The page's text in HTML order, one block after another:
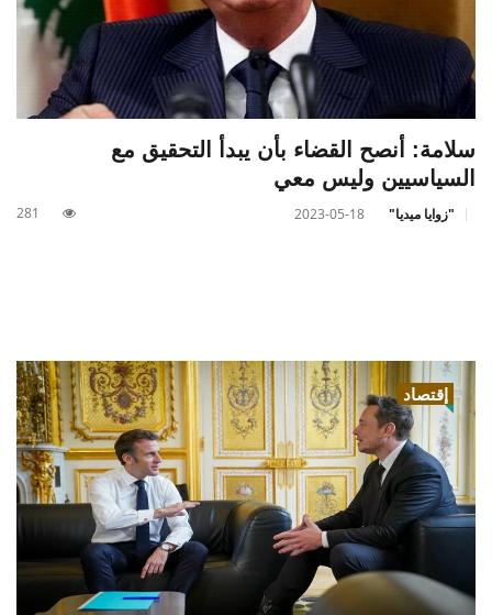
سلامة: أنصح القضاء بأن يبدأ التحقيق مع
السياسيين وليس معي
"زوايا ميديا" 2023-05-18
281
إقتصاد